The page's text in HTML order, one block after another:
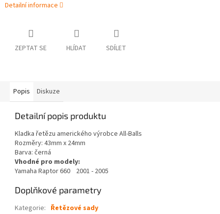
Detailní informace
ZEPTAT SE HLÍDAT SDÍLET
Popis Diskuze
Detailní popis produktu
Kladka řetězu amerického výrobce All-Balls
Rozměry: 43mm x 24mm
Barva: černá
Vhodné pro modely:
Yamaha Raptor 660 2001 - 2005
Doplňkové parametry
Kategorie: Řetězové sady